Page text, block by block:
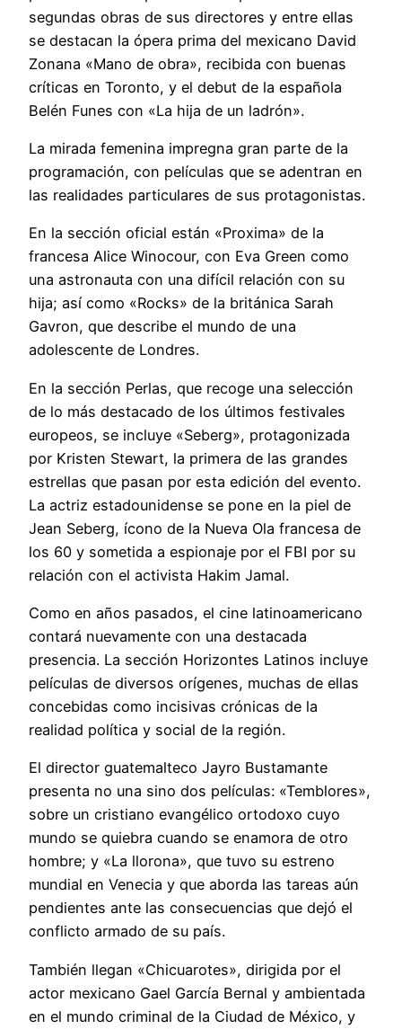
segundas obras de sus directores y entre ellas
se destacan la ópera prima del mexicano David
Zonana «Mano de obra», recibida con buenas
críticas en Toronto, y el debut de la española
Belén Funes con «La hija de un ladrón».
La mirada femenina impregna gran parte de la
programación, con películas que se adentran en
las realidades particulares de sus protagonistas.
En la sección oficial están «Proxima» de la
francesa Alice Winocour, con Eva Green como
una astronauta con una difícil relación con su
hija; así como «Rocks» de la británica Sarah
Gavron, que describe el mundo de una
adolescente de Londres.
En la sección Perlas, que recoge una selección
de lo más destacado de los últimos festivales
europeos, se incluye «Seberg», protagonizada
por Kristen Stewart, la primera de las grandes
estrellas que pasan por esta edición del evento.
La actriz estadounidense se pone en la piel de
Jean Seberg, ícono de la Nueva Ola francesa de
los 60 y sometida a espionaje por el FBI por su
relación con el activista Hakim Jamal.
Como en años pasados, el cine latinoamericano
contará nuevamente con una destacada
presencia. La sección Horizontes Latinos incluye
películas de diversos orígenes, muchas de ellas
concebidas como incisivas crónicas de la
realidad política y social de la región.
El director guatemalteco Jayro Bustamante
presenta no una sino dos películas: «Temblores»,
sobre un cristiano evangélico ortodoxo cuyo
mundo se quiebra cuando se enamora de otro
hombre; y «La llorona», que tuvo su estreno
mundial en Venecia y que aborda las tareas aún
pendientes ante las consecuencias que dejó el
conflicto armado de su país.
También llegan «Chicuarotes», dirigida por el
actor mexicano Gael García Bernal y ambientada
en el mundo criminal de la Ciudad de México, y